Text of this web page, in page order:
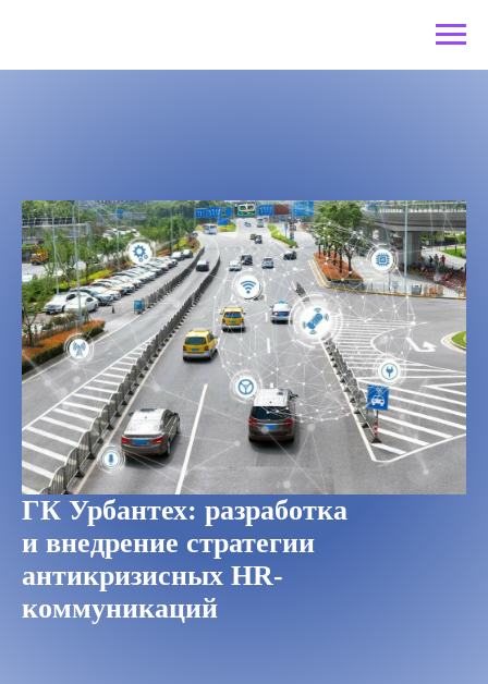
ГК Урбантех: разработка
и внедрение стратегии
антикризисных HR-
коммуникаций